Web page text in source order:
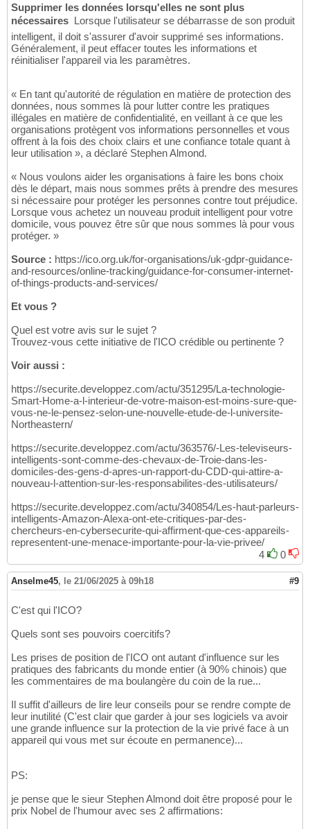
Supprimer les données lorsqu'elles ne sont plus
nécessaires  Lorsque l'utilisateur se débarrasse de son produit
intelligent, il doit s'assurer d'avoir supprimé ses informations.
Généralement, il peut effacer toutes les informations et
réinitialiser l'appareil via les paramètres.
« En tant qu'autorité de régulation en matière de protection des
données, nous sommes là pour lutter contre les pratiques
illégales en matière de confidentialité, en veillant à ce que les
organisations protègent vos informations personnelles et vous
offrent à la fois des choix clairs et une confiance totale quant à
leur utilisation », a déclaré Stephen Almond.
« Nous voulons aider les organisations à faire les bons choix
dès le départ, mais nous sommes prêts à prendre des mesures
si nécessaire pour protéger les personnes contre tout préjudice.
Lorsque vous achetez un nouveau produit intelligent pour votre
domicile, vous pouvez être sûr que nous sommes là pour vous
protéger. »
Source : https://ico.org.uk/for-organisations/uk-gdpr-guidance-
and-resources/online-tracking/guidance-for-consumer-internet-
of-things-products-and-services/
Et vous ?
Quel est votre avis sur le sujet ?
Trouvez-vous cette initiative de l'ICO crédible ou pertinente ?
Voir aussi :
https://securite.developpez.com/actu/351295/La-technologie-
Smart-Home-a-l-interieur-de-votre-maison-est-moins-sure-que-
vous-ne-le-pensez-selon-une-nouvelle-etude-de-l-universite-
Northeastern/
https://securite.developpez.com/actu/363576/-Les-televiseurs-
intelligents-sont-comme-des-chevaux-de-Troie-dans-les-
domiciles-des-gens-d-apres-un-rapport-du-CDD-qui-attire-a-
nouveau-l-attention-sur-les-responsabilites-des-utilisateurs/
https://securite.developpez.com/actu/340854/Les-haut-parleurs-
intelligents-Amazon-Alexa-ont-ete-critiques-par-des-
chercheurs-en-cybersecurite-qui-affirment-que-ces-appareils-
representent-une-menace-importante-pour-la-vie-privee/
4
0
Anselme45, le 21/06/2025 à 09h18 #9
C'est qui l'ICO?
Quels sont ses pouvoirs coercitifs?
Les prises de position de l'ICO ont autant d'influence sur les
pratiques des fabricants du monde entier (à 90% chinois) que
les commentaires de ma boulangère du coin de la rue...
Il suffit d'ailleurs de lire leur conseils pour se rendre compte de
leur inutilité (C'est clair que garder à jour ses logiciels va avoir
une grande influence sur la protection de la vie privé face à un
appareil qui vous met sur écoute en permanence)...
PS:
je pense que le sieur Stephen Almond doit être proposé pour le
prix Nobel de l'humour avec ses 2 affirmations: